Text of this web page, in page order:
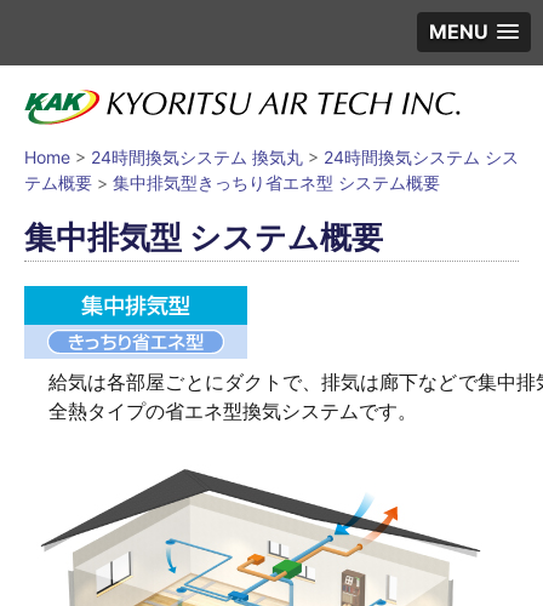
MENU
Home > 24時間換気システム 換気丸 > 24時間換気システム シス
テム概要 > 集中排気型きっちり省エネ型 システム概要
集中排気型 システム概要
給気は各部屋ごとにダクトで、排気は廊下などで集中排
全熱タイプの省エネ型換気システムです。